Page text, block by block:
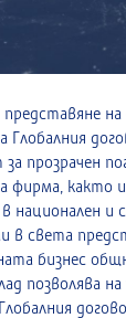
на
Глобалния
прозрачен
фирма, както
национален и
в света
бизнес
позволява